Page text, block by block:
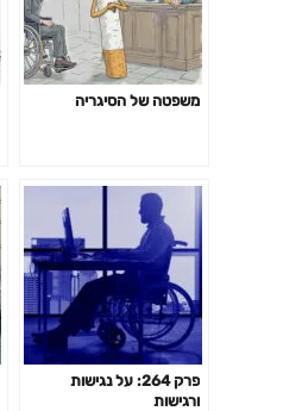
משפטה של הסיגריה
פרק 264: על נגישות
ורגישות